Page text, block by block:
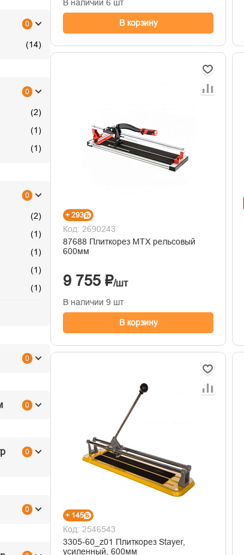
0
(14)
0
(2)
(1)
(1)
0
(2)
(1)
(1)
(1)
(1)
0
0
0
0
В наличии 6 шт
В корзину
+ 293
Код: 2690243
87688 Плиткорез MTX рельсовый
600мм
9 755 ₽/шт
В наличии 9 шт
В корзину
+ 145
Код: 2546543
3305-60_z01 Плиткорез Stayer,
усиленный, 600мм